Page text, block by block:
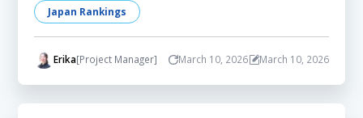
Japan Rankings
Erika[Project Manager] March 10, 2026 March 10, 2026